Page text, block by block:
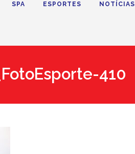
SPA ESPORTES NOTÍCIAS
410